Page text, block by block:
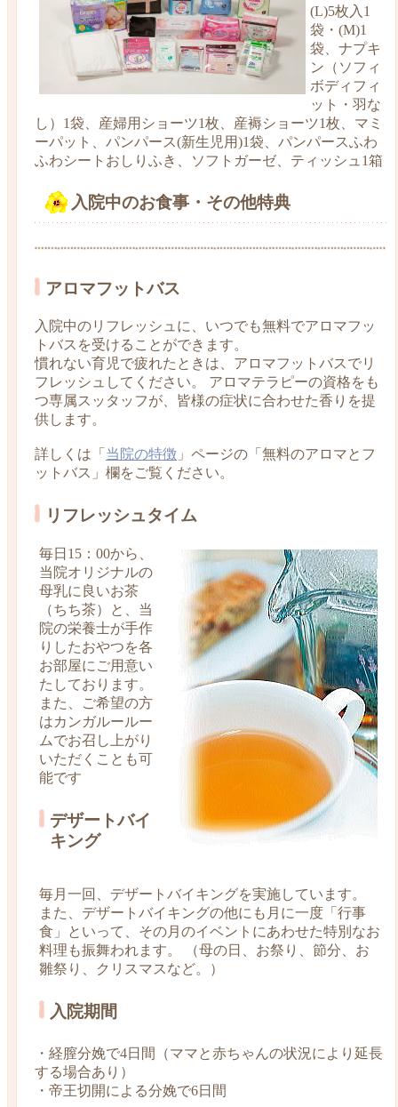
(L)5枚入1
袋・(M)1
袋、ナプキ
ン（ソフィ
ボディフィ
ット・羽な
し）1袋、産婦用ショーツ1枚、産褥ショーツ1枚、マミ
ーパット、パンパース(新生児用)1袋、パンパースふわ
ふわシートおしりふき、ソフトガーゼ、ティッシュ1箱
入院中のお食事・その他特典
アロマフットバス
入院中のリフレッシュに、いつでも無料でアロマフッ
トバスを受けることができます。
慣れない育児で疲れたときは、アロマフットバスでリ
フレッシュしてください。 アロマテラピーの資格をも
つ専属スッタッフが、皆様の症状に合わせた香りを提
供します。
詳しくは「 当院の特徴 」ページの「無料のアロマとフ
ットバス」欄をご覧ください。
リフレッシュタイム
毎日15：00から、
当院オリジナルの
母乳に良いお茶
（ちち茶）と、当
院の栄養士が手作
りしたおやつを各
お部屋にご用意い
たしております。
また、ご希望の方
はカンガルールー
ムでお召し上がり
いただくことも可
能です
デザートバイ
キング
毎月一回、デザートバイキングを実施しています。
また、デザートバイキングの他にも月に一度「行事
食」といって、その月のイベントにあわせた特別なお
料理も振舞われます。 （母の日、お祭り、節分、お
雛祭り、クリスマスなど。）
入院期間
・経膣分娩で4日間（ママと赤ちゃんの状況により延長
する場合あり）
・帝王切開による分娩で6日間